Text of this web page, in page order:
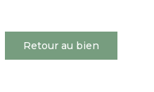
Retour au bien